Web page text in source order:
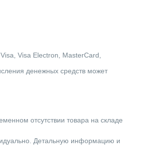
Центробежный
1.00
Насосы
Visa Electron, MasterCard,
денежных средств может
отсутствии товара на складе
Детальную информацию и